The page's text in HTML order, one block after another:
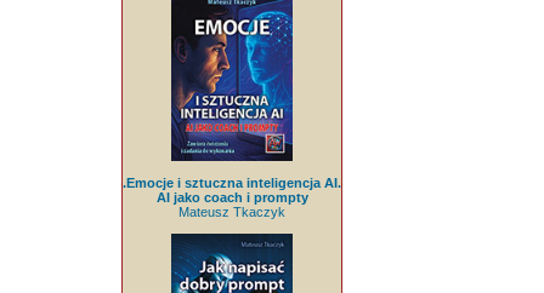
.Emocje i sztuczna inteligencja AI.
AI jako coach i prompty
Mateusz Tkaczyk